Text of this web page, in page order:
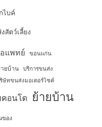
ไบค์
สัตว์เลี้ยง
แพทย์ ขอนแก่น
ยบ้าน บริการขนส่ง
ษัทขนส่งมอเตอร์ไซค์
คอนโด ย้ายบ้าน
ของ